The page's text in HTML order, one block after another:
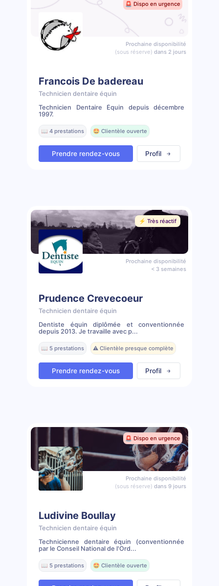
🚨 Dispo en urgence
Prochaine disponibilité
(sous réserve) dans 2 jours
Francois De badereau
Technicien dentaire équin
Technicien Dentaire Équin depuis décembre
1997.
📖 4 prestations 🤩 Clientèle ouverte
Prendre rendez-vous Profil
⚡️ Très réactif
Prochaine disponibilité
< 3 semaines
Prudence Crevecoeur
Technicien dentaire équin
Dentiste équin diplômée et conventionnée
depuis 2013. Je travaille avec p...
📖 5 prestations ⚠️ Clientèle presque complète
Prendre rendez-vous Profil
🚨 Dispo en urgence
Prochaine disponibilité
(sous réserve) dans 9 jours
Ludivine Boullay
Technicien dentaire équin
Technicienne dentaire équin (conventionnée
par le Conseil National de l'Ord...
📖 5 prestations 🤩 Clientèle ouverte